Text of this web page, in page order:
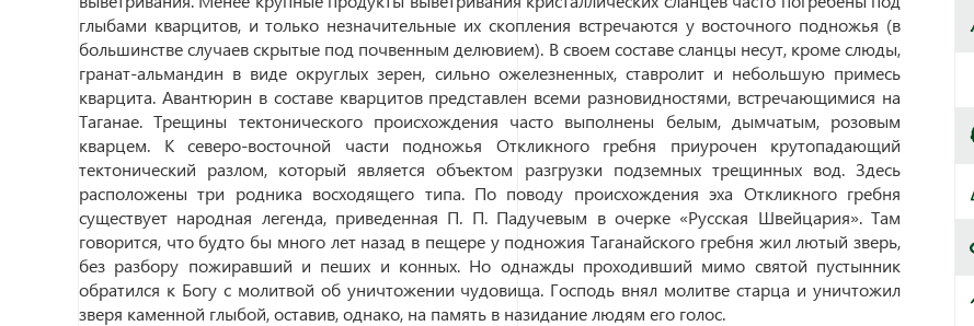
глыбами кварцитов, и только незначительные их скопления встречаются у восточного подножья (в
большинстве случаев скрытые под почвенным делювием). В своем составе сланцы несут, кроме слюды,
гранат-альмандин в виде округлых зерен, сильно ожелезненных, ставролит и небольшую примесь
кварцита. Авантюрин в составе кварцитов представлен всеми разновидностями, встречающимися на
Таганае. Трещины тектонического происхождения часто выполнены белым, дымчатым, розовым
кварцем. К северо-восточной части подножья Откликного гребня приурочен крутопадающий
тектонический разлом, который является объектом разгрузки подземных трещинных вод. Здесь
расположены три родника восходящего типа. По поводу происхождения эха Откликного гребня
существует народная легенда, приведенная П. П. Падучевым в очерке «Русская Швейцария». Там
говорится, что будто бы много лет назад в пещере у подножия Таганайского гребня жил лютый зверь,
без разбору пожиравший и пеших и конных. Но однажды проходивший мимо святой пустынник
обратился к Богу с молитвой об уничтожении чудовища. Господь внял молитве старца и уничтожил
зверя каменной глыбой, оставив, однако, на память в назидание людям его голос.